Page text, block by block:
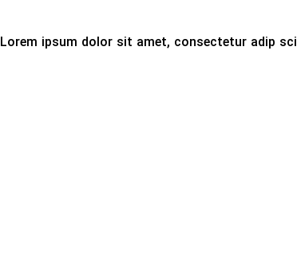
Lorem ipsum dolor sit amet, consectetur adip